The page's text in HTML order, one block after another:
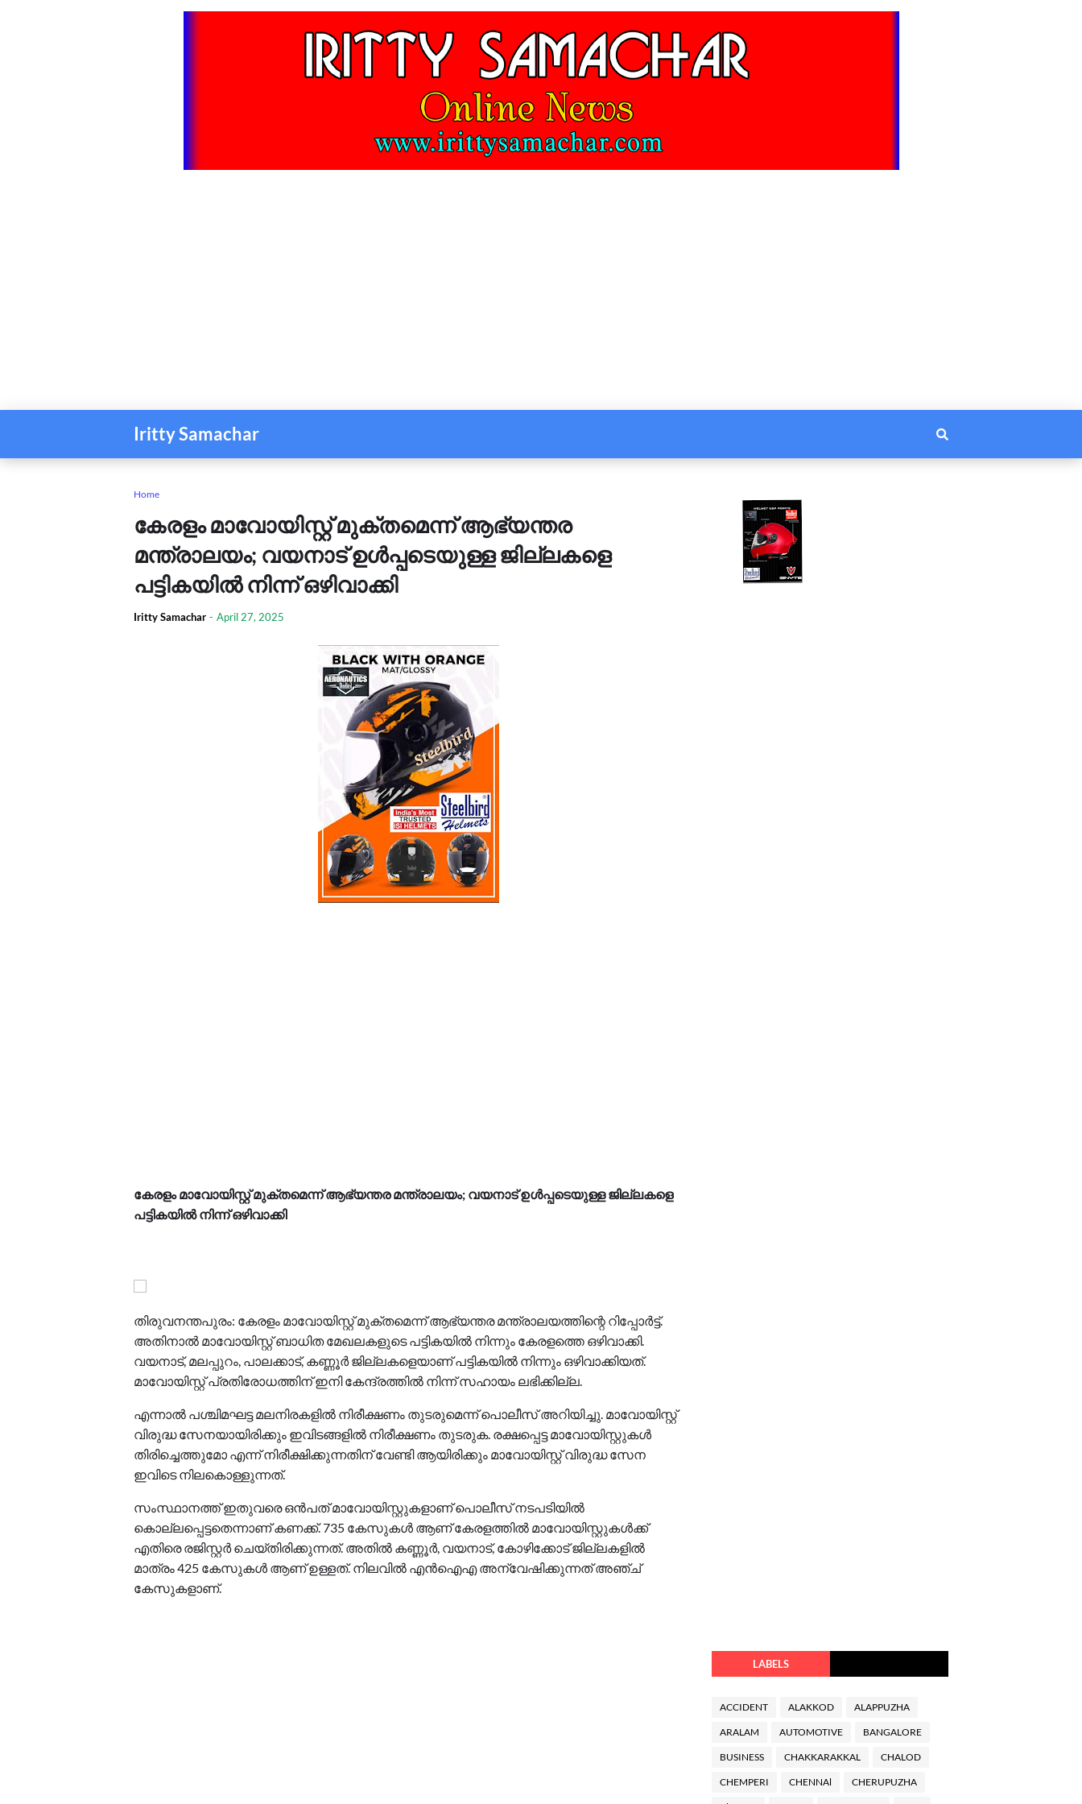
Iritty Samachar
Home
കേരളം മാവോയിസ്റ്റ് മുക്തമെന്ന് ആഭ്യന്തര
മന്ത്രാലയം; വയനാട് ഉൾപ്പടെയുള്ള ജില്ലകളെ
പട്ടികയിൽ നിന്ന് ഒഴിവാക്കി
Iritty Samachar - April 27, 2025
കേരളം മാവോയിസ്റ്റ് മുക്തമെന്ന് ആഭ്യന്തര മന്ത്രാലയം; വയനാട് ഉൾപ്പടെയുള്ള ജില്ലകളെ
പട്ടികയിൽ നിന്ന് ഒഴിവാക്കി
തിരുവനന്തപുരം: കേരളം മാവോയിസ്റ്റ് മുക്തമെന്ന് ആഭ്യന്തര മന്ത്രാലയത്തിന്റെ റിപ്പോർട്ട്.
അതിനാൽ മാവോയിസ്റ്റ് ബാധിത മേഖലകളുടെ പട്ടികയിൽ നിന്നും കേരളത്തെ ഒഴിവാക്കി.
വയനാട്, മലപ്പുറം, പാലക്കാട്, കണ്ണൂർ ജില്ലകളെയാണ് പട്ടികയിൽ നിന്നും ഒഴിവാക്കിയത്.
മാവോയിസ്റ്റ് പ്രതിരോധത്തിന് ഇനി കേന്ദ്രത്തിൽ നിന്ന് സഹായം ലഭിക്കില്ല.
എന്നാൽ പശ്ചിമഘട്ട മലനിരകളിൽ നിരീക്ഷണം തുടരുമെന്ന് പൊലീസ് അറിയിച്ചു. മാവോയിസ്റ്റ്
വിരുദ്ധ സേനയായിരിക്കും ഇവിടങ്ങളിൽ നിരീക്ഷണം തുടരുക. രക്ഷപ്പെട്ട മാവോയിസ്റ്റുകൾ
തിരിച്ചെത്തുമോ എന്ന് നിരീക്ഷിക്കുന്നതിന് വേണ്ടി ആയിരിക്കും മാവോയിസ്റ്റ് വിരുദ്ധ സേന
ഇവിടെ നിലകൊള്ളുന്നത്.
സംസ്ഥാനത്ത് ഇതുവരെ ഒൻപത് മാവോയിസ്റ്റുകളാണ് പൊലീസ് നടപടിയിൽ
കൊല്ലപ്പെട്ടതെന്നാണ് കണക്ക്. 735 കേസുകൾ ആണ് കേരളത്തിൽ മാവോയിസ്റ്റുകൾക്ക്
എതിരെ രജിസ്റ്റർ ചെയ്തിരിക്കുന്നത്. അതിൽ കണ്ണൂർ, വയനാട്, കോഴിക്കോട് ജില്ലകളിൽ
മാത്രം 425 കേസുകൾ ആണ് ഉള്ളത്. നിലവിൽ എൻഐഎ അന്വേഷിക്കുന്നത് അഞ്ച്
കേസുകളാണ്.
LABELS
ACCIDENT ALAKKOD ALAPPUZHA
ARALAM AUTOMOTIVE BANGALORE
BUSINESS CHAKKARAKKAL CHALOD
CHEMPERI CHENNAl CHERUPUZHA